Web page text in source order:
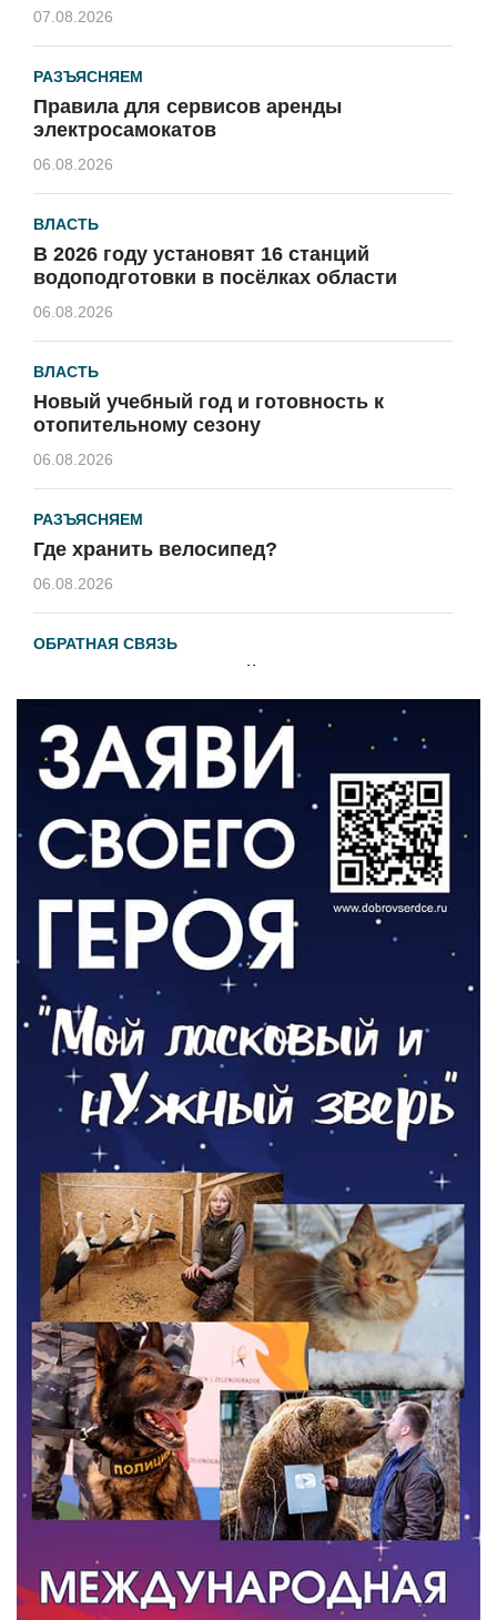
07.08.2026
РАЗЪЯСНЯЕМ
Правила для сервисов аренды
электросамокатов
06.08.2026
ВЛАСТЬ
В 2026 году установят 16 станций
водоподготовки в посёлках области
06.08.2026
ВЛАСТЬ
Новый учебный год и готовность к
отопительному сезону
06.08.2026
РАЗЪЯСНЯЕМ
Где хранить велосипед?
06.08.2026
ОБРАТНАЯ СВЯЗЬ
Администрация онлайн
ВЛАСТЬ
День памяти и «Симфония народов»
06.08.2026
Новый настил на экотропе
05.08.2026